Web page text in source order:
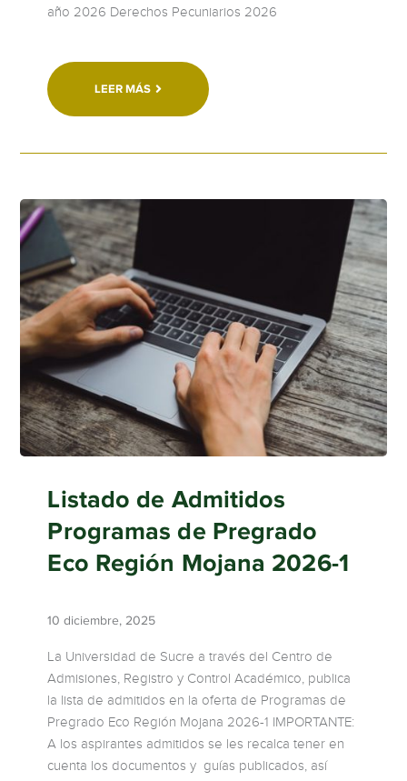
año 2026 Derechos Pecuniarios 2026
LEER MÁS
Listado de Admitidos
Programas de Pregrado
Eco Región Mojana 2026-1
10 diciembre, 2025
La Universidad de Sucre a través del Centro de
Admisiones, Registro y Control Académico, publica
la lista de admitidos en la oferta de Programas de
Pregrado Eco Región Mojana 2026-1 IMPORTANTE:
A los aspirantes admitidos se les recalca tener en
cuenta los documentos y guías publicados, así